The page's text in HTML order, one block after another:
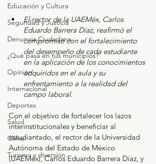
Educación y Cultura
Seguridad y Justicia
Denuncia Ciudadana
¿Qué pasa en tus municipios?
Opinión
Internacional
Deportes
Salud
Clima
Turismo y diversión
El rector de la UAEMéx, Carlos
Eduardo Barrera Díaz, reafirmó el
compromiso con el fortalecimiento
del desempeño de cada estudiante
en la aplicación de los conocimientos
adquiridos en el aula y su
enfrentamiento a la realidad del
campo laboral.
Con el objetivo de fortalecer los lazos
interinstitucionales y beneficiar al
estudiantado, el rector de la Universidad
Autónoma del Estado de México
(UAEMéx), Carlos Eduardo Barrera Díaz, y